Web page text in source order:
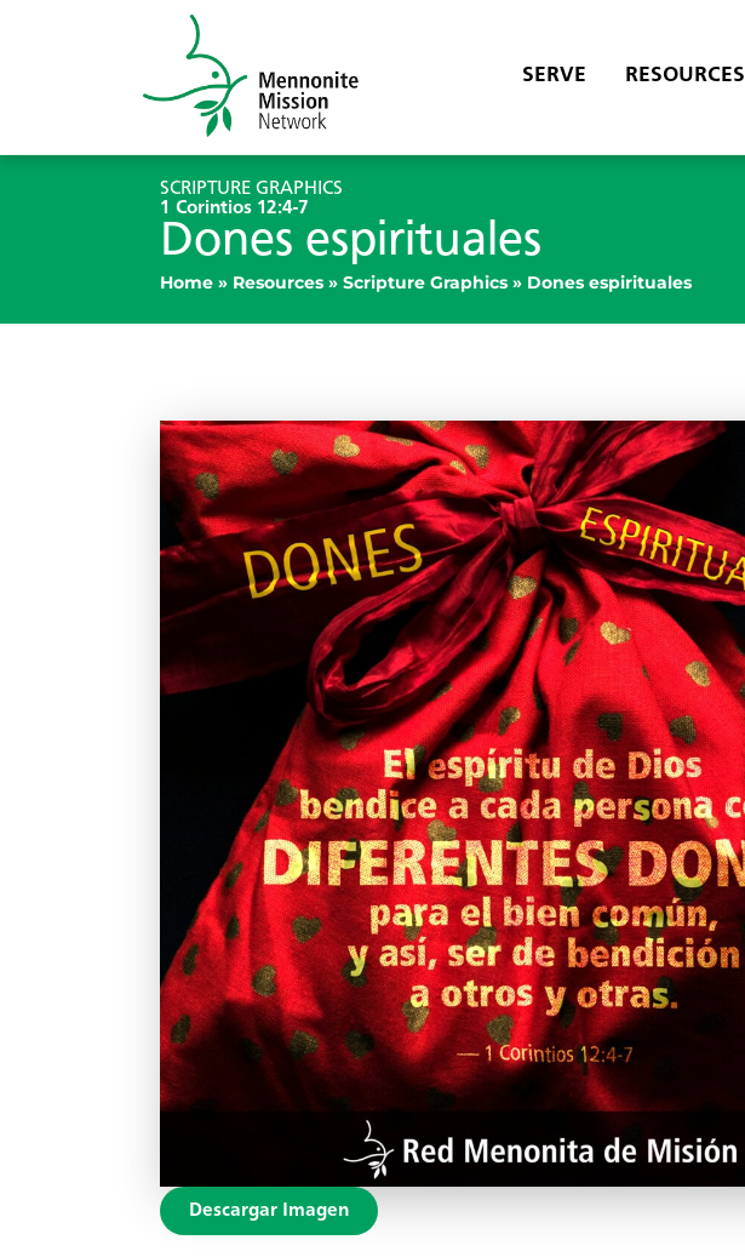
SERVE RESOURCES
SCRIPTURE GRAPHICS
1 Corintios 12:4-7
Dones espirituales
Home » Resources » Scripture Graphics » Dones espirituales
Descargar Imagen